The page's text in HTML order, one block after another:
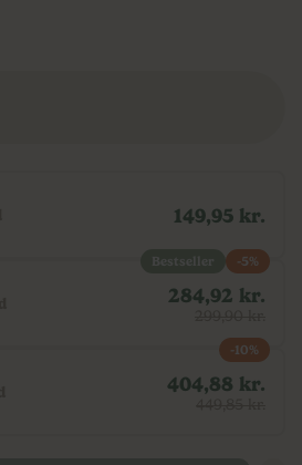
149,95 kr.
284,92 kr.
-5%
404,88 kr.
-10%